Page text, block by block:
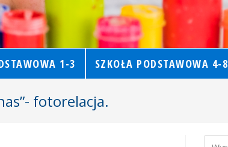
1-3 SZKOŁA PODSTAWOWA 4-8
fotorelacja.